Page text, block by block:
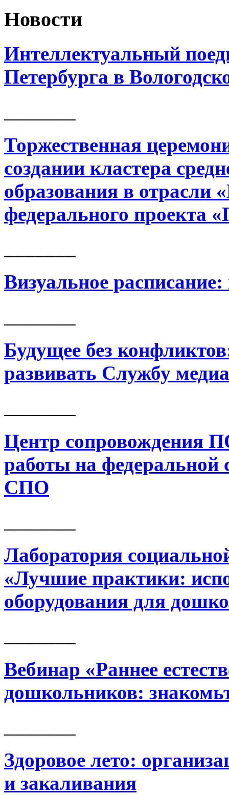
Новости
Интеллектуальный
Петербурга в
Торжественная
создании кластера
образования в отрасли
федерального проекта
Визуальное
Будущее без
развивать Службу
Центр сопровождения
работы на
СПО
Лаборатория
«Лучшие практики:
оборудования для
Вебинар «Раннее
дошкольников:
Здоровое лето:
и закаливания